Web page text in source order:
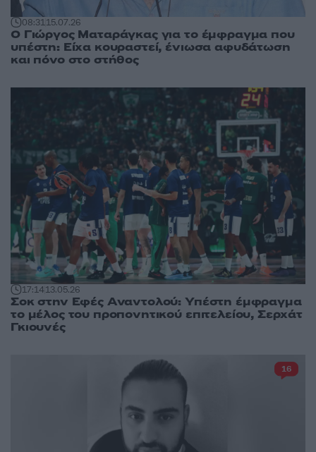
08:3115.07.26
Ο Γιώργος Ματαράγκας για το έμφραγμα που
υπέστη: Είχα κουραστεί, ένιωσα αφυδάτωση
και πόνο στο στήθος
17:1413.05.26
Σοκ στην Εφές Αναντολού: Υπέστη έμφραγμα
το μέλος του προπονητικού επιτελείου, Σερχάτ
Γκιουνές
16